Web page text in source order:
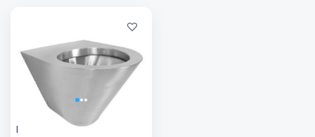
Faneco SN M miska WC